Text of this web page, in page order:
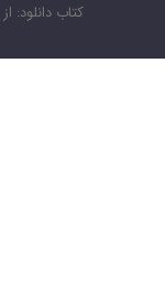
کتاب دانلود: از 1391 تا کنون - تمامی حقوق محفوظ است